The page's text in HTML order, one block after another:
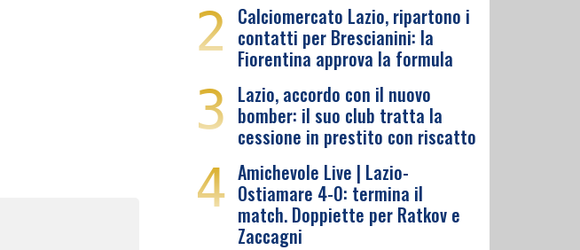
2 Calciomercato Lazio, ripartono i
contatti per Brescianini: la
Fiorentina approva la formula
3 Lazio, accordo con il nuovo
bomber: il suo club tratta la
cessione in prestito con riscatto
4 Amichevole Live | Lazio-
Ostiamare 4-0: termina il
match. Doppiette per Ratkov e
Zaccagni